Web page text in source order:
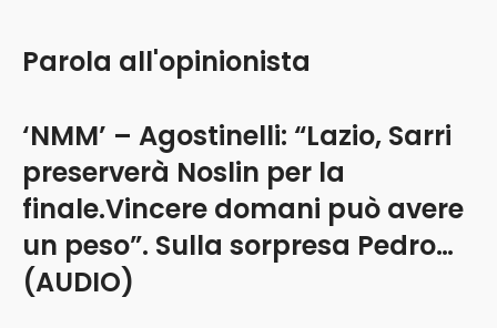
‘NMM’ – Agostinelli: “Lazio, Sarri
preserverà Noslin per la
finale.Vincere domani può avere
un peso”. Sulla sorpresa Pedro…
(AUDIO)
Parola all'opinionista